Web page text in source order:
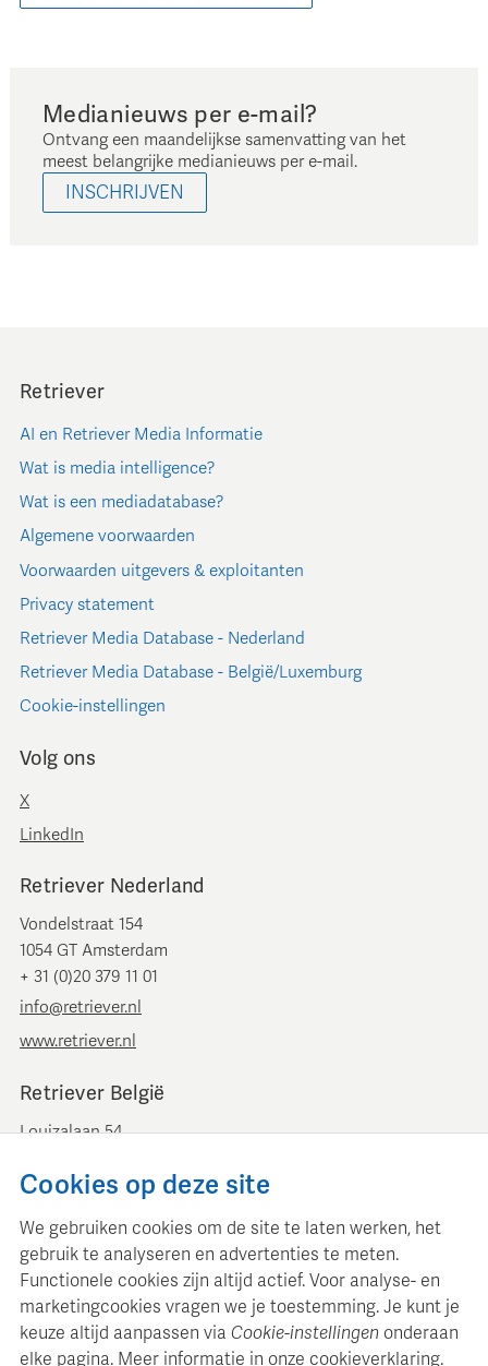
Medianieuws per e-mail?
Ontvang een maandelijkse samenvatting van het
meest belangrijke medianieuws per e-mail.
INSCHRIJVEN
Retriever
AI en Retriever Media Informatie
Wat is media intelligence?
Wat is een mediadatabase?
Algemene voorwaarden
Voorwaarden uitgevers & exploitanten
Privacy statement
Retriever Media Database - Nederland
Retriever Media Database - België/Luxemburg
Cookie-instellingen
Volg ons
X
LinkedIn
Retriever Nederland
Vondelstraat 154
1054 GT Amsterdam
+ 31 (0)20 379 11 01
info@retriever.nl
www.retriever.nl
Retriever België
Louizalaan 54
+ 32 (0)2 893 00 52
www.retrievermedia.be
Cookies op deze site
We gebruiken cookies om de site te laten werken, het
gebruik te analyseren en advertenties te meten.
Functionele cookies zijn altijd actief. Voor analyse- en
marketingcookies vragen we je toestemming. Je kunt je
keuze altijd aanpassen via Cookie-instellingen onderaan
elke pagina. Meer informatie in onze cookieverklaring.